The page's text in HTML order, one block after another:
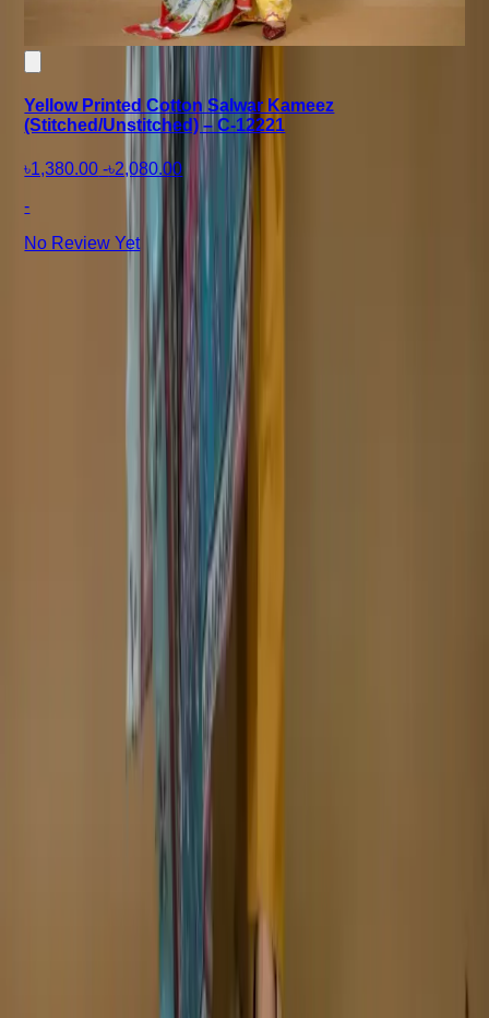
Yellow Printed Cotton Salwar Kameez
(Stitched/Unstitched) – C-12221
৳1,380.00 -৳2,080.00
-
No Review Yet
Company
Help Center
General Information
Community Involvement
Orders and Shipping
Returns and Refunds
Copyright © Zeroes Online Shopping.
Track Order